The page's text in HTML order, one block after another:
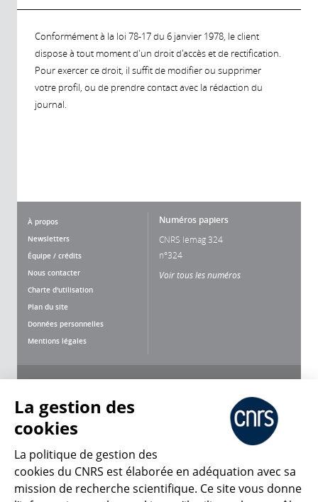
Conformément à la loi 78-17 du 6 janvier 1978, le client
dispose à tout moment d'un droit d'accès et de rectification.
Pour exercer ce droit, il suffit de modifier ou supprimer
votre profil, ou de prendre contact avec la rédaction du
journal.
À propos
Newsletters
Équipe / crédits
Nous contacter
Charte d'utilisation
Plan du site
Données personnelles
Mentions légales
Numéros papiers
CNRS lemag 324
n°324
Voir tous les numéros
CNRS Le Mag
La gestion des
cookies
La politique de gestion des
cookies du CNRS est élaborée en adéquation avec sa
mission de recherche scientifique. Ce site vous donne